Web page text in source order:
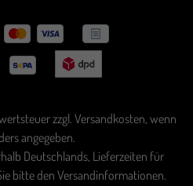
zzgl. Versandkosten, wenn
angegeben.
Deutschlands, Lieferzeiten für
bitte den Versandinformationen.